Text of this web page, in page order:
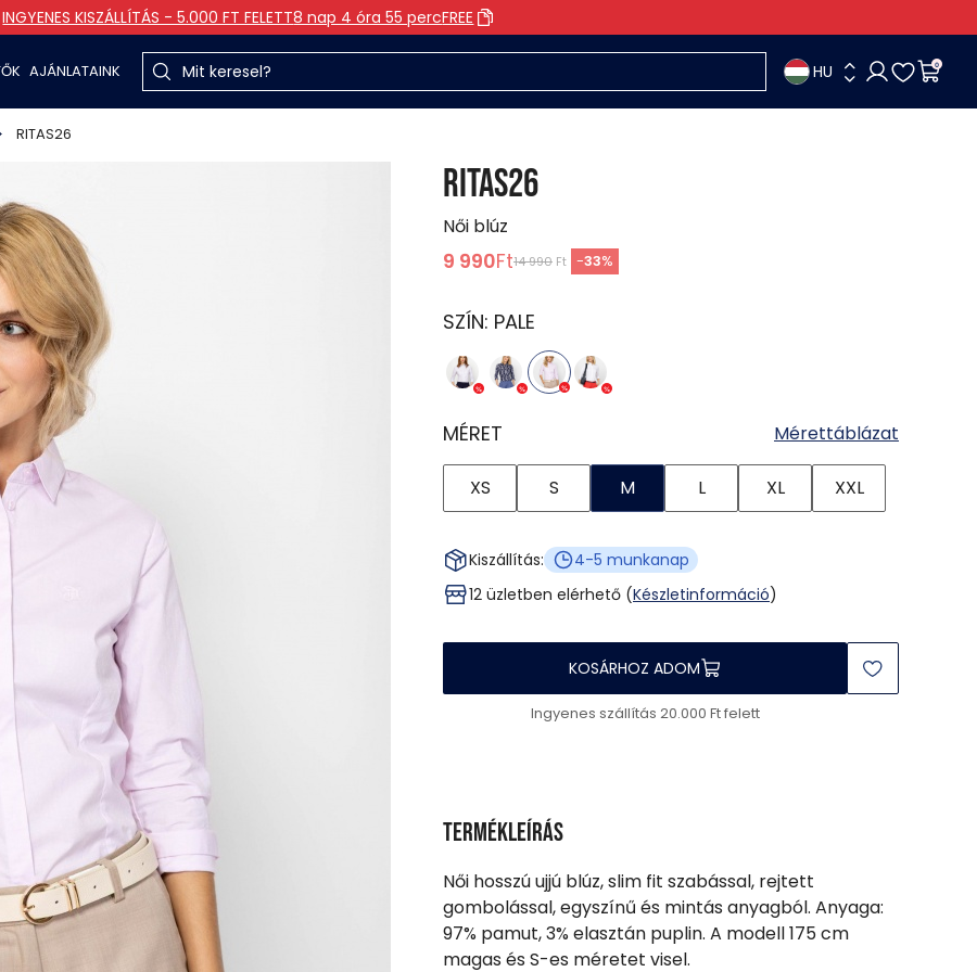
INGYENES KISZÁLLÍTÁS - 5.000 FT FELETT8 nap 4 óra 55 percFREE
AJÁNLATAINK HU 0
RITAS26
RITAS26
Női blúz
9 990Ft14 990 Ft -33%
SZÍN: PALE
MÉRET Mérettáblázat
XS S M L XL XXL
Kiszállítás:
4-5 munkanap
12 üzletben elérhető (Készletinformáció)
KOSÁRHOZ ADOM
Ingyenes szállítás 20.000 Ft felett
Termékleírás
Női hosszú ujjú blúz, slim fit szabással, rejtett
gombolással, egyszínű és mintás anyagból. Anyaga:
97% pamut, 3% elasztán puplin. A modell 175 cm
magas és S-es méretet visel.